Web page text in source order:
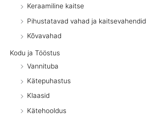
Keraamiline kaitse
Pihustatavad vahad ja kaitsevahendid
Kõvavahad
Kodu ja Tööstus
Vannituba
Kätepuhastus
Klaasid
Kätehooldus